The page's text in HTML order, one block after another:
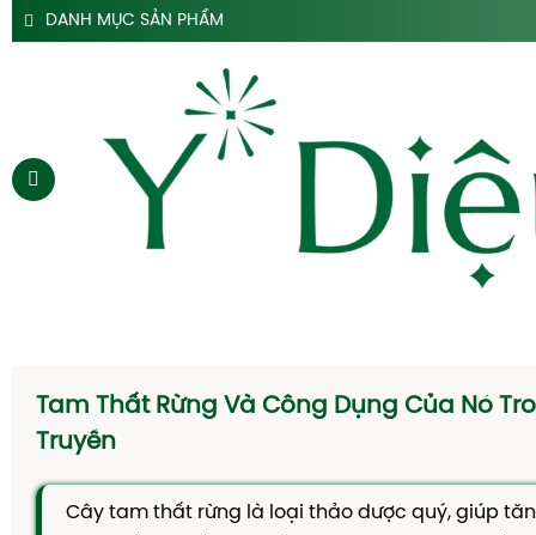
DANH MỤC SẢN PHẨM
SẢN PHẨM HỖ TRỢ DẠ DÀY Y DIỆU
SẢN PHẨM ĐẠI TRÀNG TÁO BÓN Y DIỆU
SẢN PHẨM HÀ THỦ Ô
SẢN PHẨM TAM THẤT Y DIỆU
CAO DẠ CẨM
HÀ THỦ Ô
Tam Thất Rừng Và Công Dụng Của Nó
Truyền
Cây tam thất rừng là loại thảo dược quý, giúp